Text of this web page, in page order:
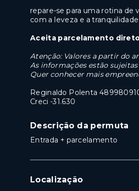
repare-se para uma rotina de
com a leveza e a
Aceita parcelamento
Atenção: Valores a partir do
As informações estão
Quer conhecer mais
Reginaldo Polenta
Creci -31.630
Descrição da permuta
Entrada + parcelamento
Localização